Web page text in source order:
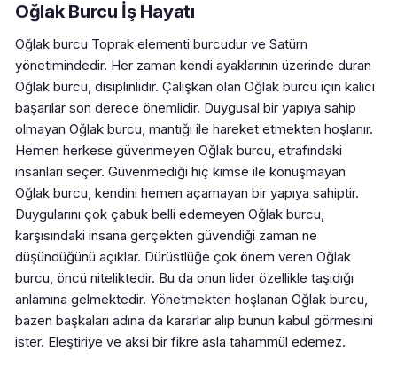
Oğlak Burcu İş Hayatı
Oğlak burcu Toprak elementi burcudur ve Satürn
yönetimindedir. Her zaman kendi ayaklarının üzerinde duran
Oğlak burcu, disiplinlidir. Çalışkan olan Oğlak burcu için kalıcı
başarılar son derece önemlidir. Duygusal bir yapıya sahip
olmayan Oğlak burcu, mantığı ile hareket etmekten hoşlanır.
Hemen herkese güvenmeyen Oğlak burcu, etrafındaki
insanları seçer. Güvenmediği hiç kimse ile konuşmayan
Oğlak burcu, kendini hemen açamayan bir yapıya sahiptir.
Duygularını çok çabuk belli edemeyen Oğlak burcu,
karşısındaki insana gerçekten güvendiği zaman ne
düşündüğünü açıklar. Dürüstlüğe çok önem veren Oğlak
burcu, öncü niteliktedir. Bu da onun lider özellikle taşıdığı
anlamına gelmektedir. Yönetmekten hoşlanan Oğlak burcu,
bazen başkaları adına da kararlar alıp bunun kabul görmesini
ister. Eleştiriye ve aksi bir fikre asla tahammül edemez.